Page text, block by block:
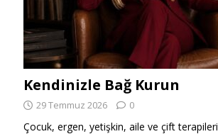
Kendinizle Bağ Kurun
29 Temmuz 2026 0
Çocuk, ergen, yetişkin, aile ve çift terapileri